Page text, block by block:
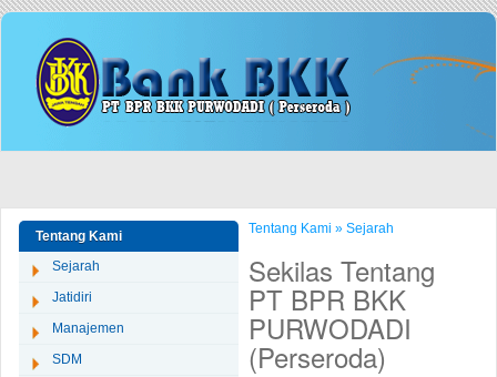
Tentang Kami
Sejarah
Jatidiri
Manajemen
SDM
Tentang Kami » Sejarah
Sekilas Tentang
PT BPR BKK
PURWODADI
(Perseroda)